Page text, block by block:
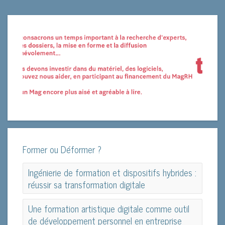
Former ou Déformer ?
Ingénierie de formation et dispositifs hybrides :
réussir sa transformation digitale
Ingénierie de formation et dispositifs hybrides :
réussir sa transformation digitale
Une formation artistique digitale comme outil
de développement personnel en entreprise